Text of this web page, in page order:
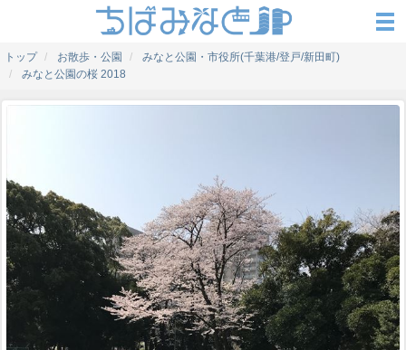
トップ お散歩・公園
みなと公園・市役所(千葉港/登戸/新田町)
みなと公園の桜 2018